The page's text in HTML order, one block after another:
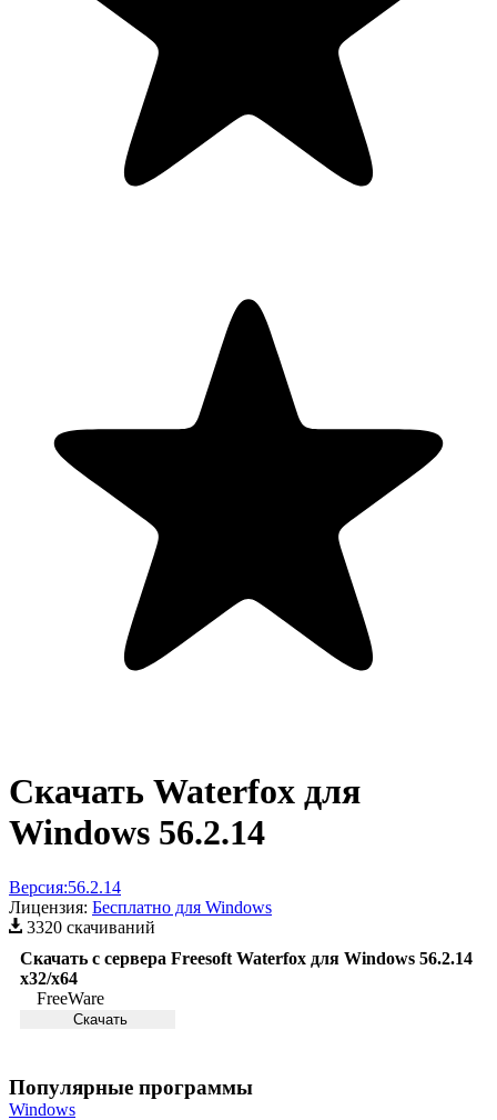
Скачать Waterfox для
Windows 56.2.14
Версия:56.2.14
Лицензия: Бесплатно для Windows
3320 скачиваний
Скачать с сервера Freesoft Waterfox для Windows 56.2.14
x32/x64
FreeWare
Скачать
Популярные программы
Windows